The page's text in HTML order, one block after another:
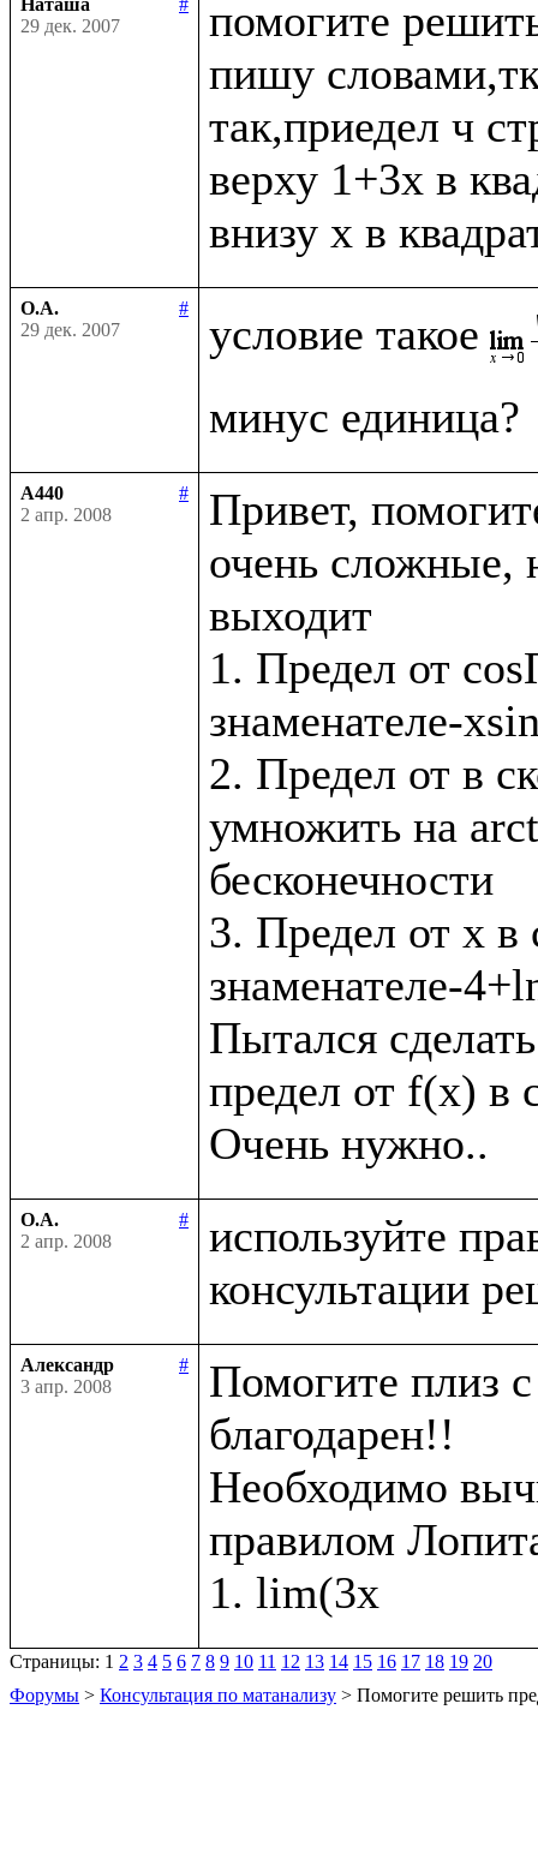
29 дек. 2007
помогите
пишу
так,приедел ч
верху 1+3x в
О.А.
#
29 дек. 2007
условие такое
A440
#
2 апр. 2008
Привет,
очень сложные,
выходит
1. Предел от
знаменателе-
2. Предел от в
умножить на
бесконечности
3. Предел от x в
знаменателе-
Пытался
предел от f(x) в
О.А.
#
2 апр. 2008
используйте
Александр
#
3 апр. 2008
Помогите плиз
благодарен!!
Необходимо
правилом
Страницы: 1 2 3 4 5 6 7 8 9 10 11 12 13 14 15 16 17 18 19 20
Форумы > Консультация по матанализу > Помогите решить